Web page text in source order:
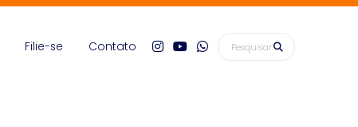
Filie-se Contato